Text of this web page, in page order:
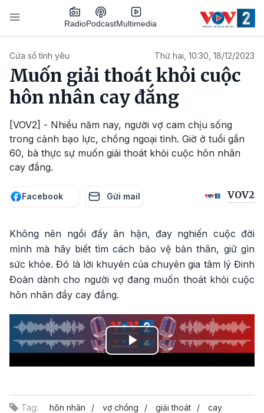
Nhảy đến nội dung
RadioPodcastMultimedia
Cửa sổ tình yêu Thứ hai, 10:30, 18/12/2023
Muốn giải thoát khỏi cuộc
hôn nhân cay đắng
[VOV2] - Nhiều năm nay, người vợ cam chịu sống
trong cảnh bạo lực, chồng ngoại tình. Giờ ở tuổi gần
60, bà thực sự muốn giải thoát khỏi cuộc hôn nhân
cay đắng.
Facebook Gửi mail VOV2
Không nên ngồi đấy ân hận, đay nghiến cuộc đời
mình mà hãy biết tìm cách bảo vệ bản thân, giữ gìn
sức khỏe. Đó là lời khuyên của chuyên gia tâm lý Đinh
Đoàn dành cho người vợ đang muốn thoát khỏi cuộc
hôn nhân đầy cay đắng.
Play
Tag: hôn nhân vợ chồng giải thoát
cay